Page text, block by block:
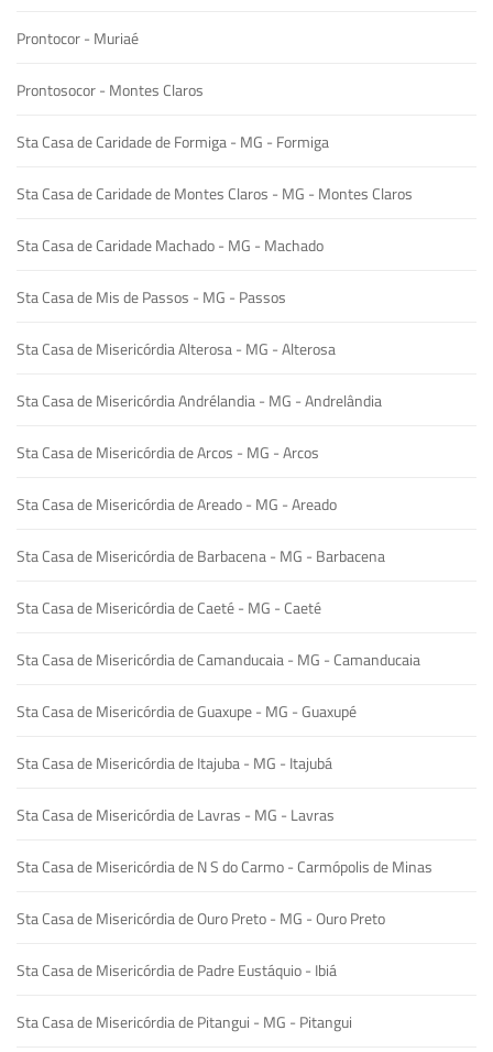
Prontocor - Muriaé
Prontosocor - Montes Claros
Sta Casa de Caridade de Formiga - MG - Formiga
Sta Casa de Caridade de Montes Claros - MG - Montes Claros
Sta Casa de Caridade Machado - MG - Machado
Sta Casa de Mis de Passos - MG - Passos
Sta Casa de Misericórdia Alterosa - MG - Alterosa
Sta Casa de Misericórdia Andrélandia - MG - Andrelândia
Sta Casa de Misericórdia de Arcos - MG - Arcos
Sta Casa de Misericórdia de Areado - MG - Areado
Sta Casa de Misericórdia de Barbacena - MG - Barbacena
Sta Casa de Misericórdia de Caeté - MG - Caeté
Sta Casa de Misericórdia de Camanducaia - MG - Camanducaia
Sta Casa de Misericórdia de Guaxupe - MG - Guaxupé
Sta Casa de Misericórdia de Itajuba - MG - Itajubá
Sta Casa de Misericórdia de Lavras - MG - Lavras
Sta Casa de Misericórdia de N S do Carmo - Carmópolis de Minas
Sta Casa de Misericórdia de Ouro Preto - MG - Ouro Preto
Sta Casa de Misericórdia de Padre Eustáquio - Ibiá
Sta Casa de Misericórdia de Pitangui - MG - Pitangui